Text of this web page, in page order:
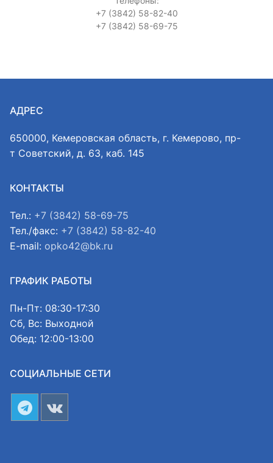
+7 (3842) 58-82-40
+7 (3842) 58-69-75
АДРЕС
650000, Кемеровская область, г. Кемерово, пр-
т Советский, д. 63, каб. 145
КОНТАКТЫ
Тел.: +7 (3842) 58-69-75
Тел./факс: +7 (3842) 58-82-40
E-mail: opko42@bk.ru
ГРАФИК РАБОТЫ
Пн-Пт: 08:30-17:30
Сб, Вс: Выходной
Обед: 12:00-13:00
СОЦИАЛЬНЫЕ СЕТИ